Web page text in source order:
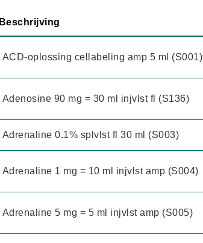
Beschrijving
ACD-oplossing cellabeling amp 5 ml (S001)
Adenosine 90 mg = 30 ml injvlst fl (S136)
Adrenaline 0.1% splvlst fl 30 ml (S003)
Adrenaline 1 mg = 10 ml injvlst amp (S004)
Adrenaline 5 mg = 5 ml injvlst amp (S005)